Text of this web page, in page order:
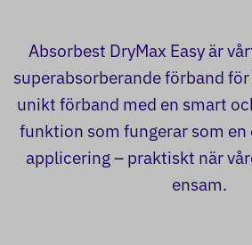
Absorbest DryMax Easy är
superabsorberande förband
unikt förband med en smart
funktion som fungerar som
applicering – praktiskt när
ensam.